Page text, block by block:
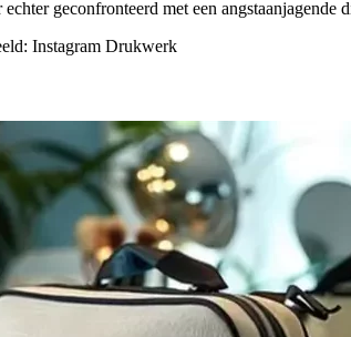
geconfronteerd met een
Instagram Drukwerk